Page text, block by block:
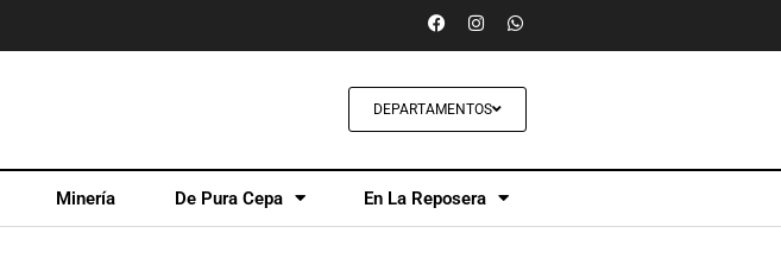
DEPARTAMENTOS
Minería De Pura Cepa En La Reposera